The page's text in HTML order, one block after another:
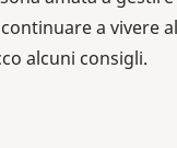
a vivere
alcuni consigli.